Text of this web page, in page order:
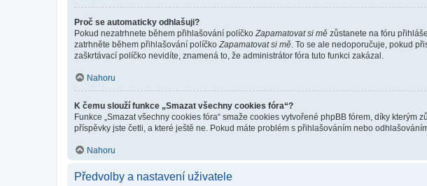
Proč se automaticky odhlašuji?
Pokud nezatrhnete během přihlašování políčkoZapamatovat si mě zůstanete na fóru
zatrhněte během přihlašování políčkoZapamatovat si mě. To se ale nedoporučuje, pokud
zaškrtávací políčko nevidíte, znamená to, že administrátor fóra tuto funkci zakázal.
Nahoru
K čemu slouží funkce „Smazat všechny cookies fóra“?
Funkce „Smazat všechny cookies fóra“ smaže cookies vytvořené phpBB fórem, díky
příspěvky jste četli, a které ještě ne. Pokud máte problém s přihlašováním nebo
Nahoru
Předvolby a nastavení uživatele